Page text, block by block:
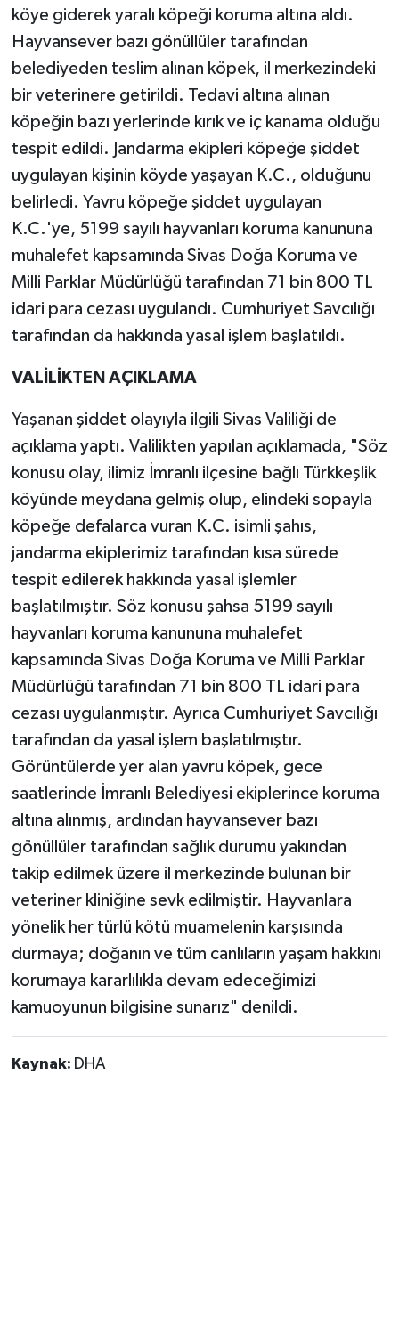
köye giderek yaralı köpeği koruma altına aldı.
Hayvansever bazı gönüllüler tarafından
belediyeden teslim alınan köpek, il merkezindeki
bir veterinere getirildi. Tedavi altına alınan
köpeğin bazı yerlerinde kırık ve iç kanama olduğu
tespit edildi. Jandarma ekipleri köpeğe şiddet
uygulayan kişinin köyde yaşayan K.C., olduğunu
belirledi. Yavru köpeğe şiddet uygulayan
K.C.'ye, 5199 sayılı hayvanları koruma kanununa
muhalefet kapsamında Sivas Doğa Koruma ve
Milli Parklar Müdürlüğü tarafından 71 bin 800 TL
idari para cezası uygulandı. Cumhuriyet Savcılığı
tarafından da hakkında yasal işlem başlatıldı.
VALİLİKTEN AÇIKLAMA
Yaşanan şiddet olayıyla ilgili Sivas Valiliği de
açıklama yaptı. Valilikten yapılan açıklamada, "Söz
konusu olay, ilimiz İmranlı ilçesine bağlı Türkkeşlik
köyünde meydana gelmiş olup, elindeki sopayla
köpeğe defalarca vuran K.C. isimli şahıs,
jandarma ekiplerimiz tarafından kısa sürede
tespit edilerek hakkında yasal işlemler
başlatılmıştır. Söz konusu şahsa 5199 sayılı
hayvanları koruma kanununa muhalefet
kapsamında Sivas Doğa Koruma ve Milli Parklar
Müdürlüğü tarafından 71 bin 800 TL idari para
cezası uygulanmıştır. Ayrıca Cumhuriyet Savcılığı
tarafından da yasal işlem başlatılmıştır.
Görüntülerde yer alan yavru köpek, gece
saatlerinde İmranlı Belediyesi ekiplerince koruma
altına alınmış, ardından hayvansever bazı
gönüllüler tarafından sağlık durumu yakından
takip edilmek üzere il merkezinde bulunan bir
veteriner kliniğine sevk edilmiştir. Hayvanlara
yönelik her türlü kötü muamelenin karşısında
durmaya; doğanın ve tüm canlıların yaşam hakkını
korumaya kararlılıkla devam edeceğimizi
kamuoyunun bilgisine sunarız" denildi.
Kaynak: DHA
Sokak Hayvanlarını Sahiplendirme
Spor
Vasıta